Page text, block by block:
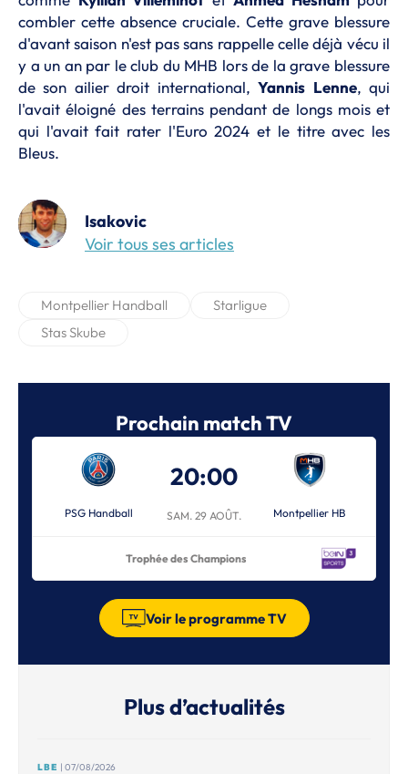
combler cette absence cruciale. Cette grave blessure
d'avant saison n'est pas sans rappelle celle déjà vécu il
y a un an par le club du MHB lors de la grave blessure
de son ailier droit international,Yannis Lenne, qui
l'avait éloigné des terrains pendant de longs mois et
qui l'avait fait rater l'Euro 2024 et le titre avec les
Bleus.
Isakovic
Voir tous ses articles
Montpellier Handball
Starligue
Stas Skube
Prochain match TV
PSG Handball
20:00
SAM. 29 AOÛT. Montpellier HB
Trophée des Champions
Voir le programme TV
Plus d’actualités
LBE | 07/08/2026